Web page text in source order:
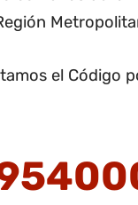
el Código